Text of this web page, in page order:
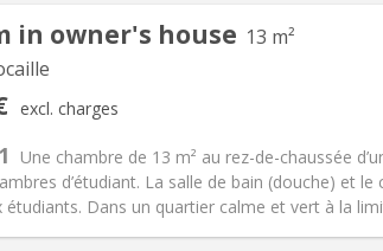
in owner's house 13 m²
excl. charges
Une chambre de 13 m² au rez-de-chaussée
d’étudiant. La salle de bain (douche) et
étudiants. Dans un quartier calme et vert à la
Shared bathroom
13 m2
Other